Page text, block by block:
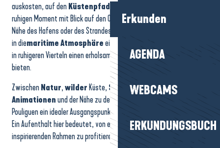
Erkunden
AGENDA
WEBCAMS
ERKUNDUNGSBUCH
auskosten, auf denKüstenpfaden
ruhigen Moment mit Blick auf den Ozean genießen. Unterkünfte in der
Nähe des Hafens oder des Strandes ermöglichen es Ihnen, vollständig
in diemaritime Atmosphäreeinzutauchen, während Unterkünfte
in ruhigeren Vierteln einen erholsamen und angenehmen Rahmen
bieten.
ZwischenNatur,wilder Küste, Strandcharme,lokalen
Animationenund der Nähe zu den großen Küstengebieten ist Le
Pouliguen ein idealer Ausgangspunkt, um die Gegend zu erkunden.
Ein Aufenthalt hier bedeutet, von einem authentischen, sanften und
inspirierenden Rahmen zu profitieren.